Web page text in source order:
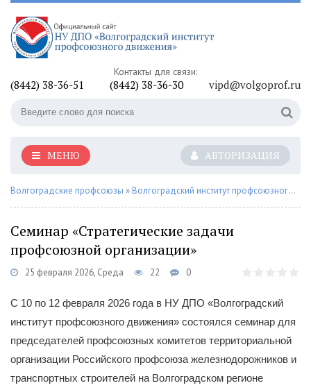
Контакты для связи:
(8442) 38-36-51 (8442) 38-36-30 vipd@volgoprof.ru
АВТОРИЗАЦИЯ
МЕНЮ
Волгоградские профсоюзы » Волгоградский институт профсоюзного движения
Семинар «Стратегические задачи
профсоюзной организации»
25 февраля 2026, Среда 22 0
С 10 по 12 февраля 2026 года в НУ ДПО «Волгоградский
институт профсоюзного движения» состоялся семинар для
председателей профсоюзных комитетов территориальной
организации Российского профсоюза железнодорожников и
транспортных строителей на Волгоградском регионе